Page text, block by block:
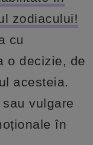
zodiacului!
cu
o decizie, de
acesteia.
vulgare
în